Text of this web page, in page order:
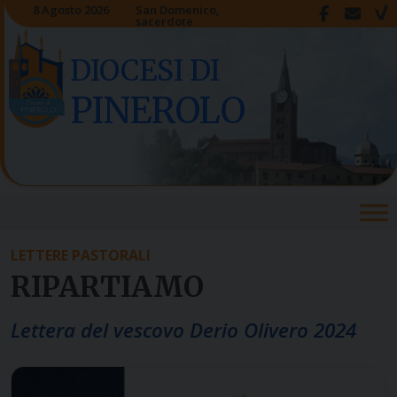
Skip
content DIOCESI DI
PINEROLO
8 Agosto 2026 San Domenico,
sacerdote
LETTERE PASTORALI
RIPARTIAMO
Lettera del vescovo Derio Olivero 2024